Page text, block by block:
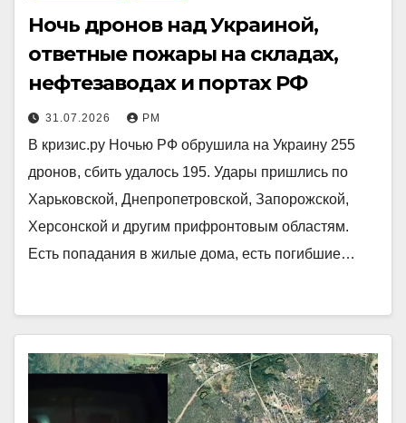
Ночь дронов над Украиной,
ответные пожары на складах,
нефтезаводах и портах РФ
31.07.2026 РМ
В кризис.ру Ночью РФ обрушила на Украину 255
дронов, сбить удалось 195. Удары пришлись по
Харьковской, Днепропетровской, Запорожской,
Херсонской и другим прифронтовым областям.
Есть попадания в жилые дома, есть погибшие…